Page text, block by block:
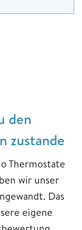
den
zustande
Thermostate
wir unser
Das
eigene